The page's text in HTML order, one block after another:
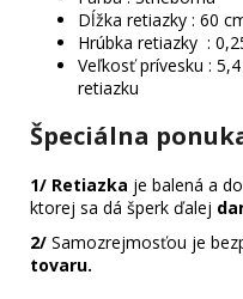
Dĺžka retiazky : 60
Hrúbka retiazky :
Veľkosť prívesku :
retiazku
Špeciálna
1/ Retiazka je balená a
ktorej sa dá šperk ďalej
2/ Samozrejmosťou je
tovaru.